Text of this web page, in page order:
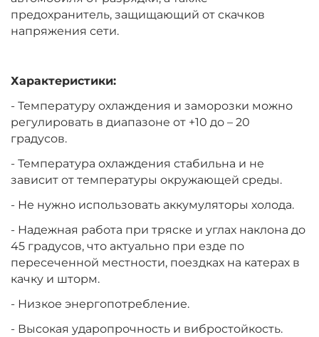
предохранитель, защищающий от скачков
напряжения сети.
Характеристики:
- Температуру охлаждения и заморозки можно
регулировать в диапазоне от +10 до – 20
градусов.
- Температура охлаждения стабильна и не
зависит от температуры окружающей среды.
- Не нужно использовать аккумуляторы холода.
- Надежная работа при тряске и углах наклона до
45 градусов, что актуально при езде по
пересеченной местности, поездках на катерах в
качку и шторм.
- Низкое энергопотребление.
- Высокая ударопрочность и вибростойкость.